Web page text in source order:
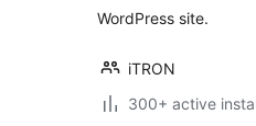
WordPress site.
iTRON
300+ active